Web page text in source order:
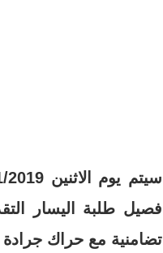
فصيل طلبة اليسار
تضامنية مع حراك